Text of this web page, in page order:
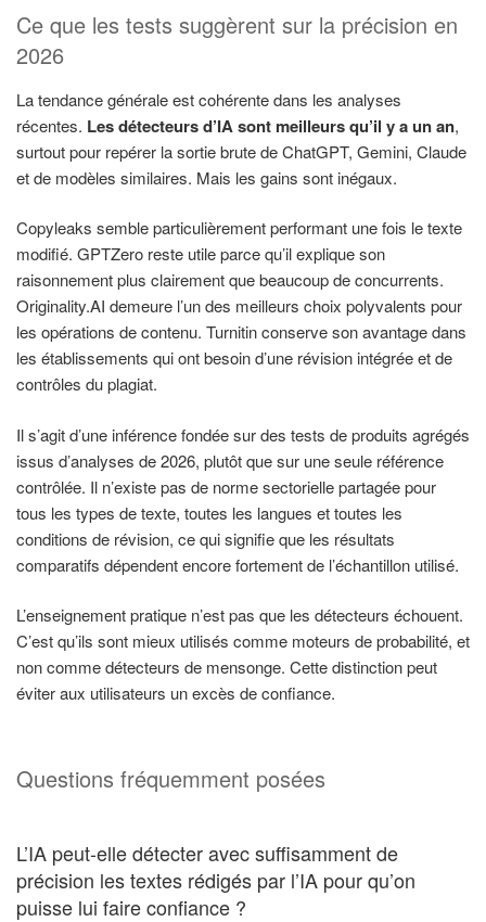
Ce que les tests suggèrent sur la précision en
2026
La tendance générale est cohérente dans les analyses
récentes. Les détecteurs d’IA sont meilleurs qu’il y a un an,
surtout pour repérer la sortie brute de ChatGPT, Gemini, Claude
et de modèles similaires. Mais les gains sont inégaux.
Copyleaks semble particulièrement performant une fois le texte
modifié. GPTZero reste utile parce qu’il explique son
raisonnement plus clairement que beaucoup de concurrents.
Originality.AI demeure l’un des meilleurs choix polyvalents pour
les opérations de contenu. Turnitin conserve son avantage dans
les établissements qui ont besoin d’une révision intégrée et de
contrôles du plagiat.
Il s’agit d’une inférence fondée sur des tests de produits agrégés
issus d’analyses de 2026, plutôt que sur une seule référence
contrôlée. Il n’existe pas de norme sectorielle partagée pour
tous les types de texte, toutes les langues et toutes les
conditions de révision, ce qui signifie que les résultats
comparatifs dépendent encore fortement de l’échantillon utilisé.
L’enseignement pratique n’est pas que les détecteurs échouent.
C’est qu’ils sont mieux utilisés comme moteurs de probabilité, et
non comme détecteurs de mensonge. Cette distinction peut
éviter aux utilisateurs un excès de confiance.
Questions fréquemment posées
L’IA peut-elle détecter avec suffisamment de
précision les textes rédigés par l’IA pour qu’on
puisse lui faire confiance ?